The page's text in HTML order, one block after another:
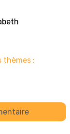
thèmes :